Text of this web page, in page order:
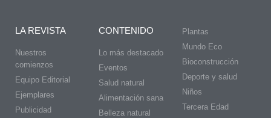
LA REVISTA
Nuestros
comienzos
Equipo Editorial
Ejemplares
Publicidad
CONTENIDO
Lo más destacado
Eventos
Salud natural
Alimentación sana
Belleza natural
Plantas
Mundo Eco
Bioconstrucción
Deporte y salud
Niños
Tercera Edad